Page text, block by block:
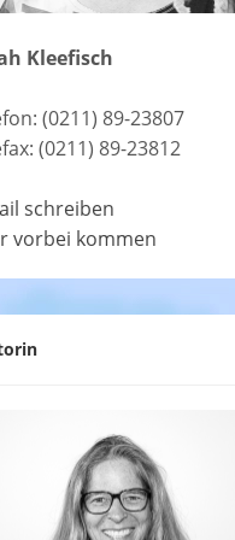
Kleefisch
(0211) 89-23807
(0211) 89-23812
schreiben
vorbei kommen